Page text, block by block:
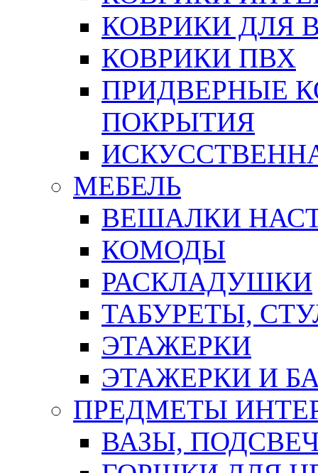
КОВРИКИ ДЛЯ
КОВРИКИ ПВХ
ПРИДВЕРНЫЕ
ПОКРЫТИЯ
МЕБЕЛЬ
ВЕШАЛКИ
КОМОДЫ
РАСКЛАДУШКИ
ТАБУРЕТЫ,
ЭТАЖЕРКИ
ЭТАЖЕРКИ И
ПРЕДМЕТЫ
ВАЗЫ,